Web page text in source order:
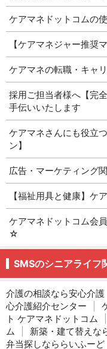
ケアマネドットコムの
【ケアマネジャー推奨
ケアマネの転職・キャ
採用ご担当者様へ【完
手伝いいたします
ケアマネさんにも役立
ン】
広告・マーケティング
【福祉用具と健康】ケ
ケアマネドットコム会
☆
SMSのシニアライフ
介護の相談なら安心介護
心介護紹介センター
ト ケアマネドットコム
ム
新築・建て替えな
弁当探しなららいふーど